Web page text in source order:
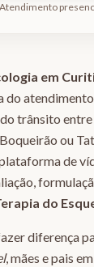
Atendimento
em
do
trânsito
ou
de
do
diferença
, mães e pais